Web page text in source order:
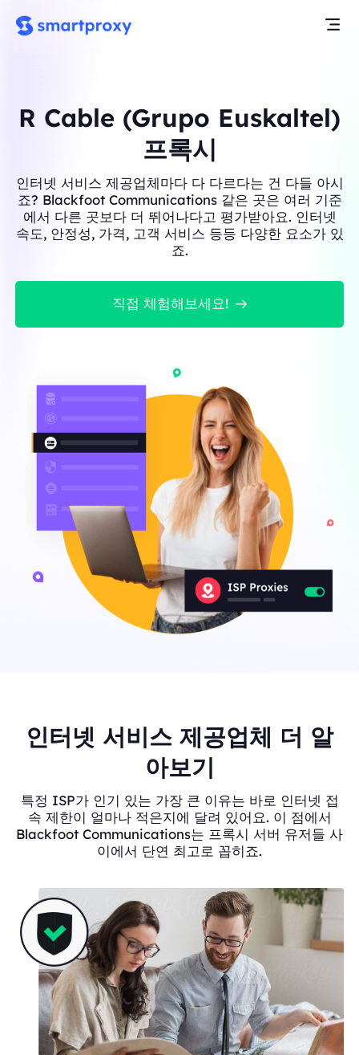
R Cable (Grupo Euskaltel)
프록시
인터넷 서비스 제공업체마다 다 다르다는 건 다들 아시
죠? Blackfoot Communications 같은 곳은 여러 기준
에서 다른 곳보다 더 뛰어나다고 평가받아요. 인터넷
속도, 안정성, 가격, 고객 서비스 등등 다양한 요소가 있
죠.
직접 체험해보세요!
인터넷 서비스 제공업체 더 알
아보기
특정 ISP가 인기 있는 가장 큰 이유는 바로 인터넷 접
속 제한이 얼마나 적은지에 달려 있어요. 이 점에서
Blackfoot Communications는 프록시 서버 유저들 사
이에서 단연 최고로 꼽히죠.